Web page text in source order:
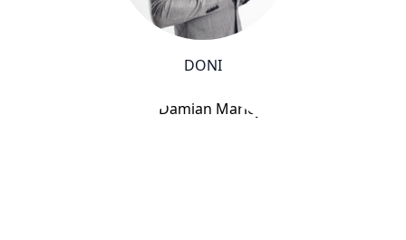
DONI